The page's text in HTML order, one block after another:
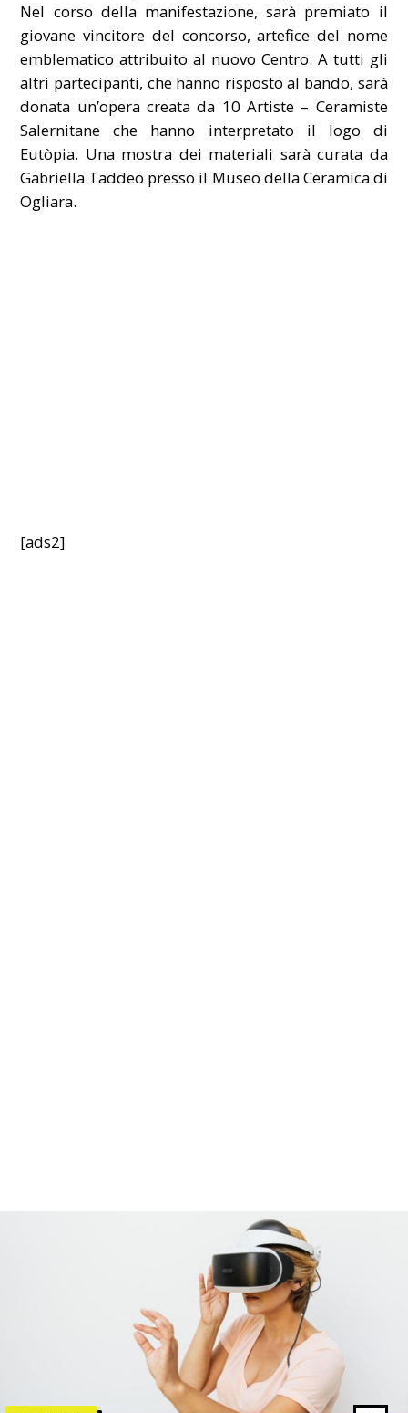
Nel corso della manifestazione, sarà premiato il
giovane vincitore del concorso, artefice del nome
emblematico attribuito al nuovo Centro. A tutti gli
altri partecipanti, che hanno risposto al bando, sarà
donata un’opera creata da 10 Artiste – Ceramiste
Salernitane che hanno interpretato il logo di
Eutòpia. Una mostra dei materiali sarà curata da
Gabriella Taddeo presso il Museo della Ceramica di
Ogliara.
[ads2]